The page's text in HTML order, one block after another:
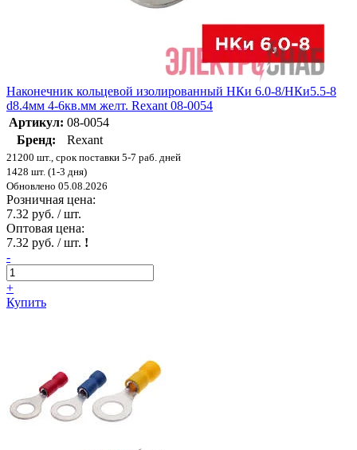
Наконечник кольцевой изолированный НКи 6.0-8/НКи5.5-8
d8.4мм 4-6кв.мм желт. Rexant 08-0054
Артикул: 08-0054
Бренд:
Rexant
21200 шт., срок поставки 5-7 раб. дней
1428 шт. (1-3 дня)
Обновлено 05.08.2026
Розничная цена:
7.32 руб. / шт.
Оптовая цена:
7.32 руб. / шт. !
-
+
Купить